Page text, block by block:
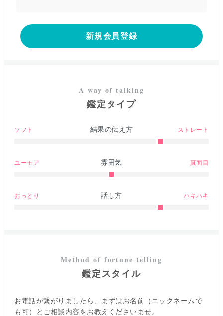
新規会員登録
鑑定タイプ
ソフト 結果の伝え方 ストレート
ユーモア 雰囲気 真面目
おっとり 話し方 ハキハキ
鑑定スタイル
お電話が繋がりましたら、まずはお名前（ニックネームで
も可）とご相談内容をお教えくださいませ。